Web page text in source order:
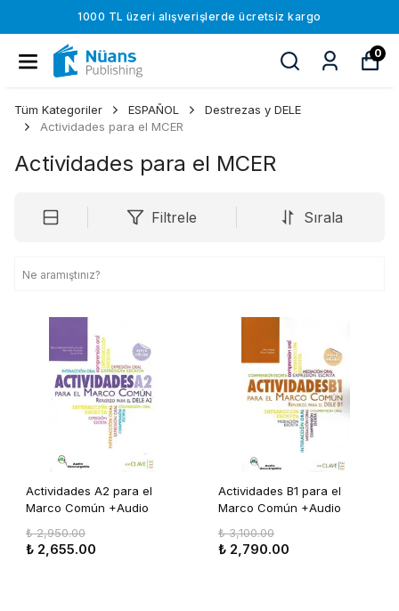
1000 TL üzeri alışverişlerde ücretsiz kargo
0
Tüm Kategoriler ESPAÑOL
Destrezas y DELE
Actividades para el MCER
Actividades para el MCER
Filtrele Sırala
Actividades A2 para el
Marco Común +Audio
edición)
₺ 2,950.00
₺ 2,655.00
Actividades B1 para el
Marco Común +Audio
edición)
₺ 3,100.00
₺ 2,790.00